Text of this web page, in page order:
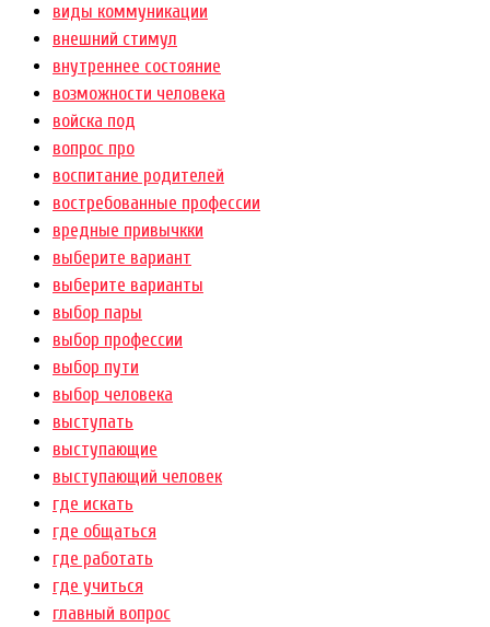
виды коммуникации
внешний стимул
внутреннее состояние
возможности человека
войска под
вопрос про
воспитание родителей
востребованные профессии
вредные привычкки
выберите вариант
выберите варианты
выбор пары
выбор профессии
выбор пути
выбор человека
выступать
выступающие
выступающий человек
где искать
где общаться
где работать
где учиться
главный вопрос